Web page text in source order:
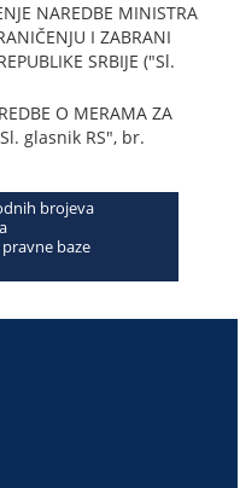
NAREDBE MINISTRA
I ZABRANI
SRBIJE ("Sl.
O MERAMA ZA
glasnik RS", br.
brojeva
pravne baze